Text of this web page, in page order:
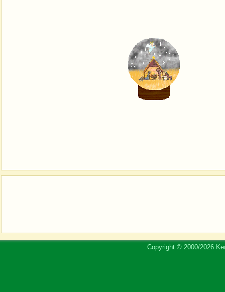
Copyright © 2000/2026